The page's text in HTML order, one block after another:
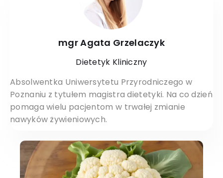
mgr Agata Grzelaczyk
Dietetyk Kliniczny
Absolwentka Uniwersytetu Przyrodniczego w
Poznaniu z tytułem magistra dietetyki. Na co dzień
pomaga wielu pacjentom w trwałej zmianie
nawyków żywieniowych.